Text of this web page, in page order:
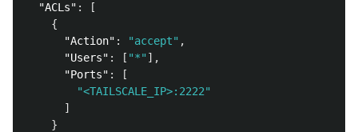
"ACLs" :
[
{
"Action" : "accept" ,
"Users" : [ "*" ],
"Ports" :
[
"<TAILSCALE_IP>:2222"
]
}